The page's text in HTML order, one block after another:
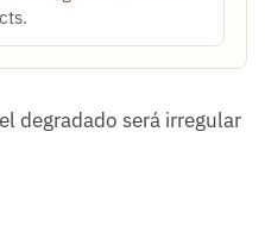
degradado será irregular